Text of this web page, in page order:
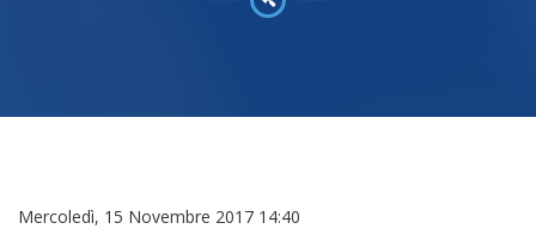
Mercoledì, 15 Novembre 2017 14:40